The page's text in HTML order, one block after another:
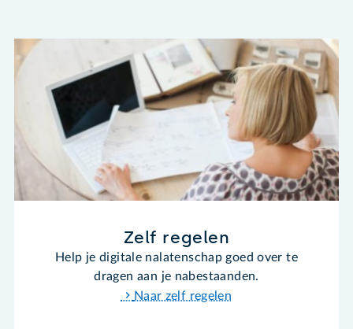
Zelf regelen
Help je digitale nalatenschap goed over te
dragen aan je nabestaanden.
Naar zelf regelen